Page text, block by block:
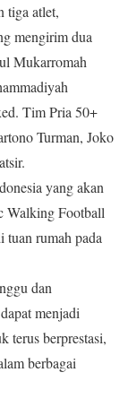
tiga atlet,
mengirim dua
Mukarromah
Tim Pria 50+
Turman, Joko
yang akan
Walking Football
tuan rumah pada
dan
menjadi
terus berprestasi,
berbagai